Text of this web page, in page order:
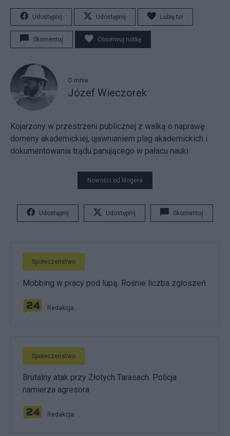
Udostępnij Udostępnij Lubię to!
Skomentuj Obserwuj notkę
O mnie
Józef Wieczorek
Kojarzony w przestrzeni publicznej z walką o naprawę
domeny akademickiej, ujawnianiem plag akademickich i
dokumentowania trądu panującego w pałacu nauki
Nowości od blogera
Udostępnij Udostępnij Skomentuj
Społeczeństwo
Mobbing w pracy pod lupą. Rośnie liczba zgłoszeń
Redakcja
Społeczeństwo
Brutalny atak przy Złotych Tarasach. Policja
namierza agresora
Redakcja